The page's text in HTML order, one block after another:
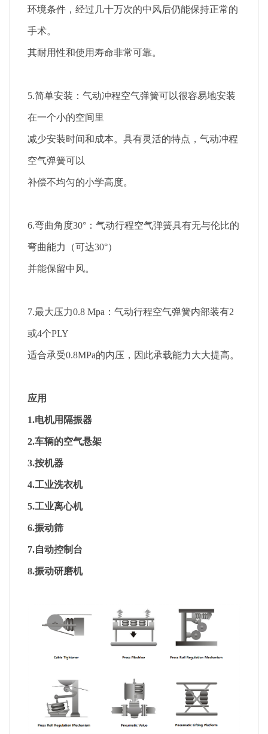
环境条件，经过几十万次的中风后仍能保持正常的
手术。
其耐用性和使用寿命非常可靠。
5.简单安装：气动冲程空气弹簧可以很容易地安装
在一个小的空间里
减少安装时间和成本。具有灵活的特点，气动冲程
空气弹簧可以
补偿不均匀的小学高度。
6.弯曲角度30°：气动行程空气弹簧具有无与伦比的
弯曲能力（可达30°）
并能保留中风。
7.最大压力0.8 Mpa：气动行程空气弹簧内部装有2
或4个PLY
适合承受0.8MPa的内压，因此承载能力大大提高。
应用
1.电机用隔振器
2.车辆的空气悬架
3.按机器
4.工业洗衣机
5.工业离心机
6.振动筛
7.自动控制台
8.振动研磨机